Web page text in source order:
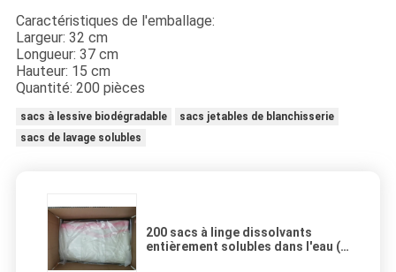
Caractéristiques de l'emballage:
Largeur: 32 cm
Longueur: 37 cm
Hauteur: 15 cm
Quantité: 200 pièces
sacs à lessive biodégradable
sacs jetables de blanchisserie
sacs de lavage solubles
200 sacs à linge dissolvants
entièrement solubles dans l'eau (8